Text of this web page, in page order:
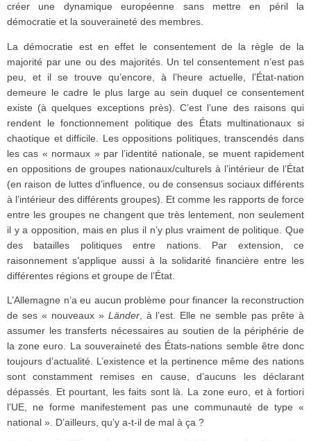
créer une dynamique européenne sans mettre en péril la
démocratie et la souveraineté des membres.
La démocratie est en effet le consentement de la règle de la
majorité par une ou des majorités. Un tel consentement n’est pas
peu, et il se trouve qu’encore, à l’heure actuelle, l’État-nation
demeure le cadre le plus large au sein duquel ce consentement
existe (à quelques exceptions près). C’est l’une des raisons qui
rendent le fonctionnement politique des États multinationaux si
chaotique et difficile. Les oppositions politiques, transcendés dans
les cas « normaux » par l’identité nationale, se muent rapidement
en oppositions de groupes nationaux/culturels à l’intérieur de l’État
(en raison de luttes d’influence, ou de consensus sociaux différents
à l’intérieur des différents groupes). Et comme les rapports de force
entre les groupes ne changent que très lentement, non seulement
il y a opposition, mais en plus il n’y plus vraiment de politique. Que
des batailles politiques entre nations. Par extension, ce
raisonnement s’applique aussi à la solidarité financière entre les
différentes régions et groupe de l’État.
L’Allemagne n’a eu aucun problème pour financer la reconstruction
de ses « nouveaux » Länder, à l’est. Elle ne semble pas prête à
assumer les transferts nécessaires au soutien de la périphérie de
la zone euro. La souveraineté des États-nations semble être donc
toujours d’actualité. L’existence et la pertinence même des nations
sont constamment remises en cause, d’aucuns les déclarant
dépassés. Et pourtant, les faits sont là. La zone euro, et à fortiori
l’UE, ne forme manifestement pas une communauté de type «
national ». D’ailleurs, qu’y a-t-il de mal à ça ?